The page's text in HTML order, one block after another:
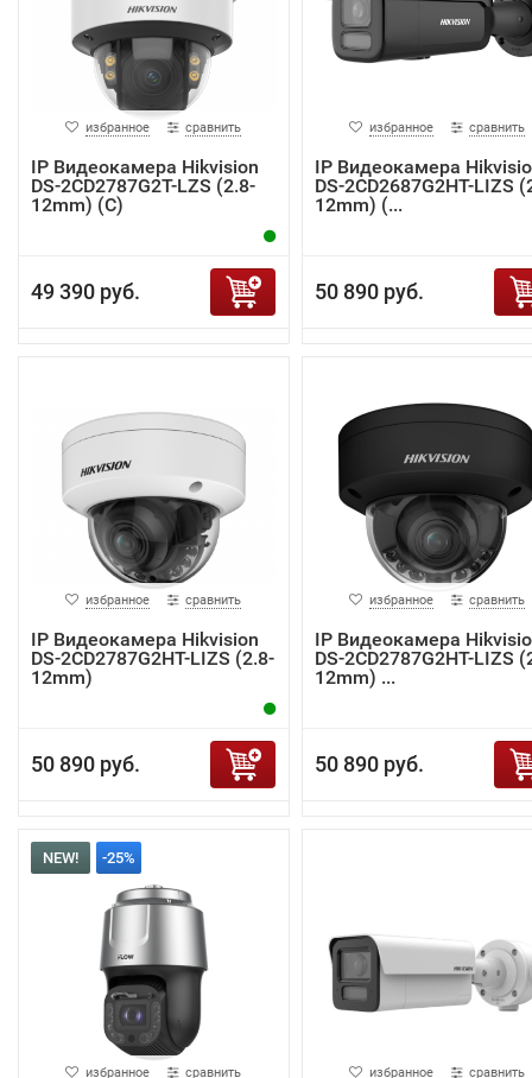
избранное сравнить
IP Видеокамера Hikvision
DS-2CD2787G2T-LZS (2.8-
12mm) (C)
49 390 руб.
избранное сравнить
IP Видеокамера
DS-2CD2687G2HT-LIZS
12mm) (...
50 890 руб.
избранное сравнить
IP Видеокамера Hikvision
DS-2CD2787G2HT-LIZS (2.8-
12mm)
50 890 руб.
избранное сравнить
IP Видеокамера
DS-2CD2787G2HT-LIZS
12mm) ...
50 890 руб.
NEW! -25%
избранное сравнить избранное сравнить